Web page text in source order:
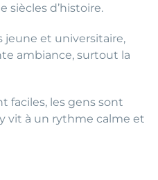
siècles d’histoire.
jeune et universitaire,
ambiance, surtout la
faciles, les gens sont
vit à un rythme calme et